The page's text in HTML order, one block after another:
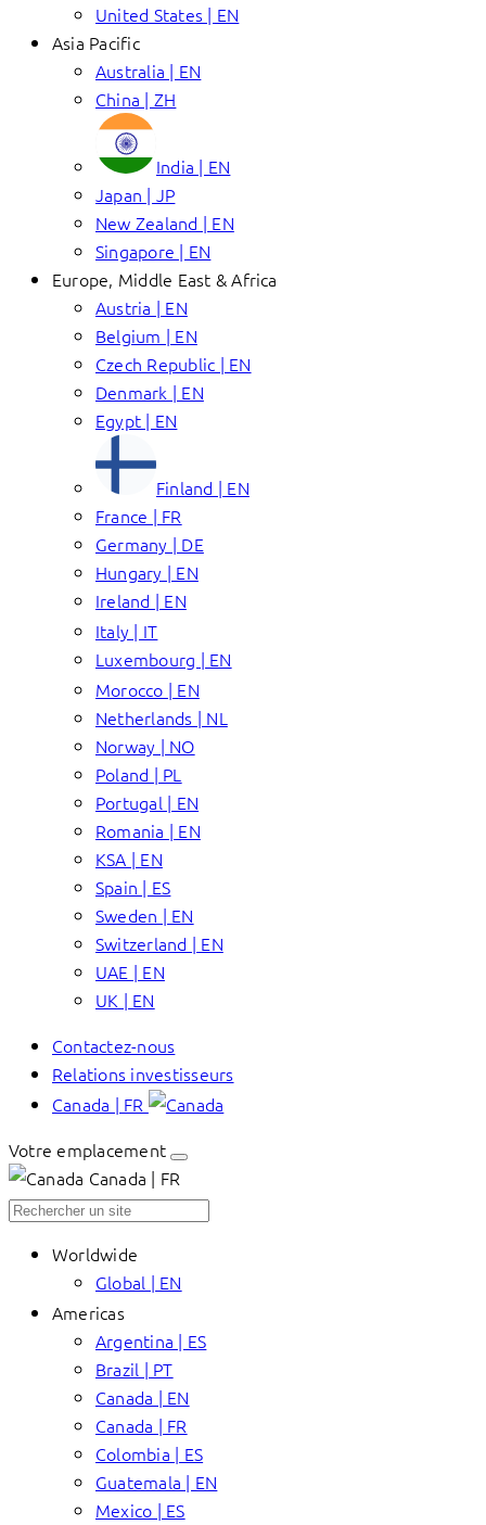
United States | EN
Asia Pacific
Australia | EN
China | ZH
India | EN
Japan | JP
New Zealand | EN
Singapore | EN
Europe, Middle East & Africa
Austria | EN
Belgium | EN
Czech Republic | EN
Denmark | EN
Egypt | EN
Finland | EN
France | FR
Germany | DE
Hungary | EN
Ireland | EN
Italy | IT
Luxembourg | EN
Morocco | EN
Netherlands | NL
Norway | NO
Poland | PL
Portugal | EN
Romania | EN
KSA | EN
Spain | ES
Sweden | EN
Switzerland | EN
UAE | EN
UK | EN
Contactez-nous
Relations investisseurs
Canada | FR
Votre emplacement
Canada | FR
Worldwide
Global | EN
Americas
Argentina | ES
Brazil | PT
Canada | EN
Canada | FR
Colombia | ES
Guatemala | EN
Mexico | ES